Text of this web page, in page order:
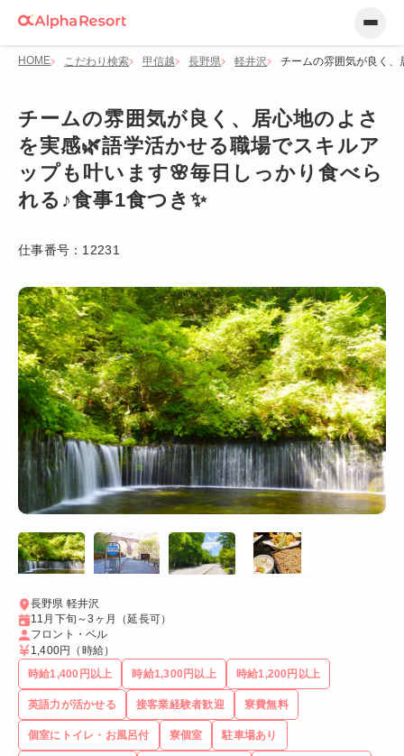
HOME こだわり検索 甲信越 長野県 軽井沢 チームの雰囲気が良く、
チームの雰囲気が良く、居心地のよさ
を実感🌿語学活かせる職場でスキルア
ップも叶います🌸毎日しっかり食べら
れる♪食事1食つき✨
仕事番号： 12231
長野県 軽井沢
11月下旬～3ヶ月（延長可）
フロント・ベル
1,400円 （時給）
時給1,400円以上
時給1,300円以上 時給1,200円以上
英語力が活かせる 接客業経験者歓迎 寮費無料
個室にトイレ・お風呂付 寮個室 駐車場あり